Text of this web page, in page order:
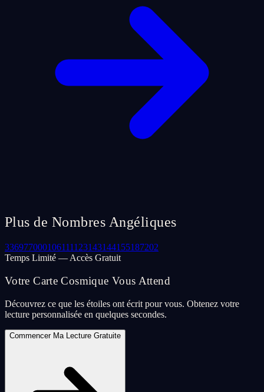
Plus de Nombres Angéliques
336977000106111123143144155187202
Temps Limité — Accès Gratuit
Votre Carte Cosmique Vous Attend
Découvrez ce que les étoiles ont écrit pour vous. Obtenez votre
lecture personnalisée en quelques secondes.
Commencer Ma Lecture Gratuite